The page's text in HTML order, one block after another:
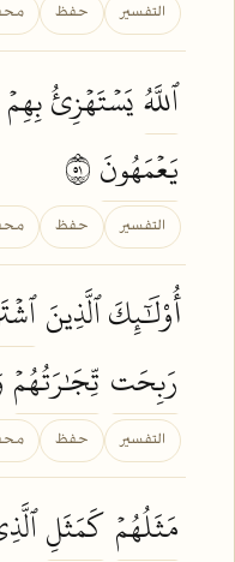
التفسير حفظ
ٱللَّهُيَسۡتَهۡزِئُ بِهِمۡ
يَعۡمَهُونَ
التفسير حفظ
أُوْلَٰٓئِكَ ٱلَّذِينَ
رَبِحَت تِّجَٰرَتُهُمۡ
التفسير حفظ
مَثَلُهُمۡ كَمَثَلِ